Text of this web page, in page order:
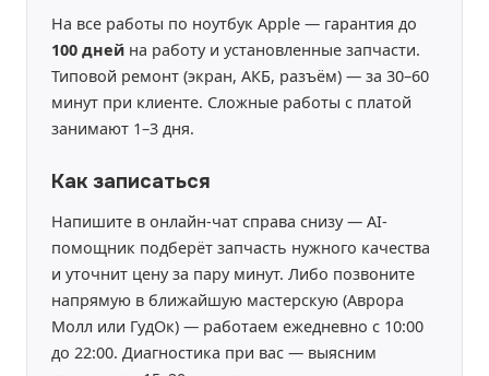
На все работы по ноутбук Apple — гарантия до
100 дней на работу и установленные запчасти.
Типовой ремонт (экран, АКБ, разъём) — за 30–60
минут при клиенте. Сложные работы с платой
занимают 1–3 дня.
Как записаться
Напишите в онлайн-чат справа снизу — AI-
помощник подберёт запчасть нужного качества
и уточнит цену за пару минут. Либо позвоните
напрямую в ближайшую мастерскую (Аврора
Молл или ГудОк) — работаем ежедневно с 10:00
до 22:00. Диагностика при вас — выясним